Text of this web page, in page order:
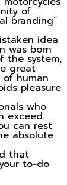
of
branding”
idea
was born
the system,
great
human
pleasure
who
exceed.
can rest
absolute
that
to-do